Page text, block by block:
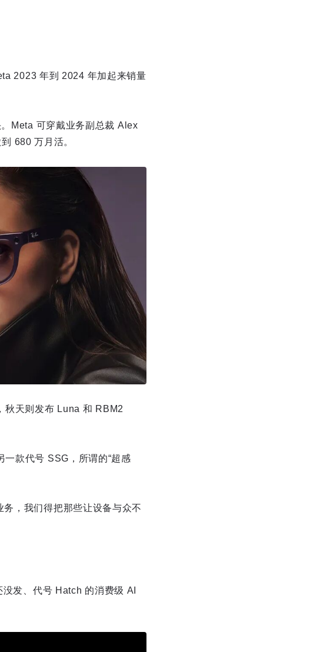
2023 年到 2024 年加起来销量
Meta 可穿戴业务副总裁 Alex
680 万月活。
秋天则发布 Luna 和 RBM2
款代号 SSG，所谓的“超感
，我们得把那些让设备与众不
发、代号 Hatch 的消费级 AI